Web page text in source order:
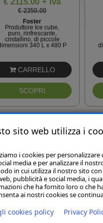
€ 2350.00
Foster
Produttore Ice cube,
puro, rinfrescante,
cristallino, di piccole
340 L x 480 P
ice incorporato Kg 6,5.
Costriuto secondo
CARRELLO
SCOPRI
MAKER SPECIAL
ICE MAKER
sito web utilizza i
i cookies per
media e per analizzare il
in cui utilizza il nostro sito
pubblicità e social media, i
che ha fornito loro o che
ai nostri cookies se
cookies policy Privacy